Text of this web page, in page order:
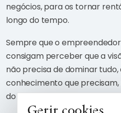
negócios, para os tornar
longo do tempo.
Sempre que o
consigam perceber que a
não precisa de dominar
conhecimento que
do negócio.
Gerir cookies